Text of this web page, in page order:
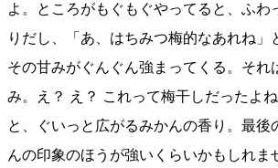
よ。ところがもぐもぐやってると、ふわ
りだし、「あ、はちみつ梅的なあれね」
その甘みがぐんぐん強まってくる。それ
み。え？ え？ これって梅干しだったよ
と、ぐいっと広がるみかんの香り。最後
んの印象のほうが強いくらいかもしれま